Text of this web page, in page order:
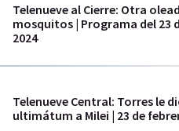
Telenueve al Cierre: Otra
mosquitos | Programa del 23
2024
Telenueve Central: Torres le
ultimátum a Milei | 23 de